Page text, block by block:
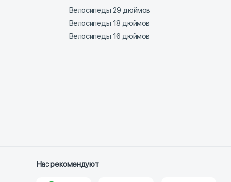
Велосипеды 29 дюймов
Велосипеды 18 дюймов
Велосипеды 16 дюймов
Нас рекомендуют